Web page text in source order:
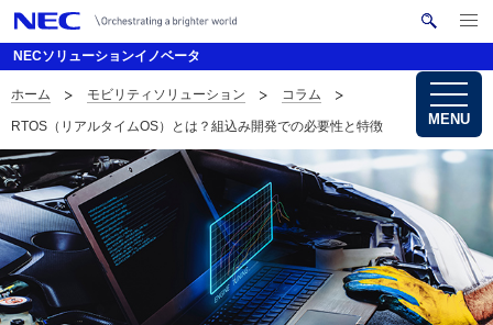
NECソリューションイノベータ
ト
内
検
索
メ
ニ
を
開
く
ナ
ゲ
ー
シ
ョ
ン
サ
ト
内
の
現
ホーム モビリティソリューション コラム
RTOS（リアルタイムOS）とは？組込み開発での必要性と特徴 MENU